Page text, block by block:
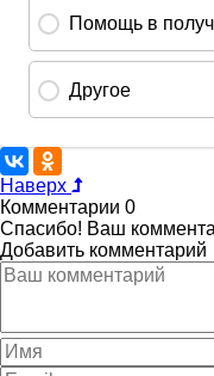
Наверх
Комментарии 0
Спасибо! Ваш
Добавить комментарий